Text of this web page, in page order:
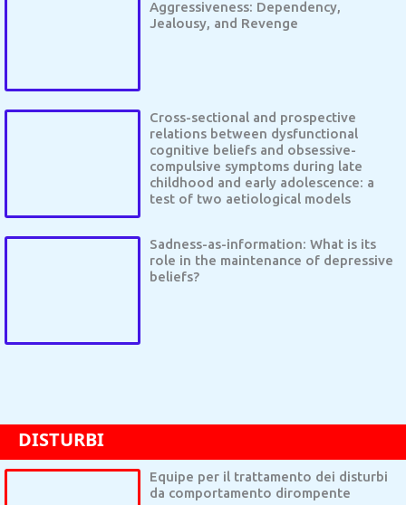
Aggressiveness: Dependency,
Jealousy, and Revenge
Cross-sectional and prospective
relations between dysfunctional
cognitive beliefs and obsessive-
compulsive symptoms during late
childhood and early adolescence: a
test of two aetiological models
Sadness-as-information: What is its
role in the maintenance of depressive
beliefs?
DISTURBI
Equipe per il trattamento dei disturbi
da comportamento dirompente